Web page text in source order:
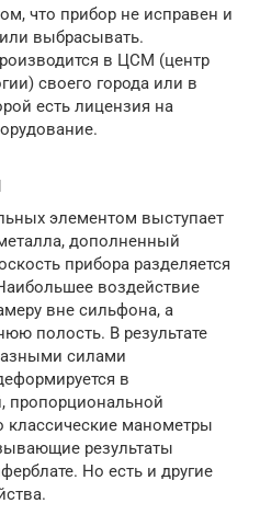
что прибор не исправен и
выбрасывать.
в ЦСМ (центр
своего города или в
есть лицензия на
элементом выступает
дополненный
прибора разделяется
воздействие
вне сильфона, а
полость. В результате
силами
в
пропорциональной
классические манометры
результаты
Но есть и другие